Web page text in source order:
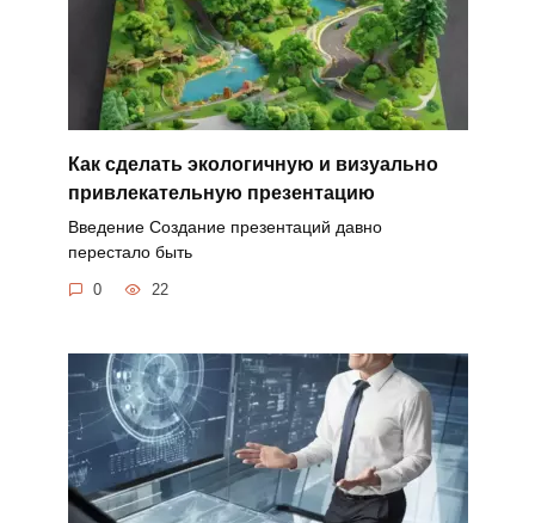
Как сделать экологичную и визуально
привлекательную презентацию
Введение Создание презентаций давно
перестало быть
0 22